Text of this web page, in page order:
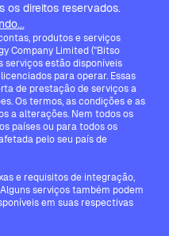
direitos reservados.
produtos e serviços
Company Limited ("Bitso
serviços estão disponíveis
para operar. Essas
de prestação de serviços a
Os termos, as condições e as
a alterações. Nem todos os
países ou para todos os
pelo seu país de
e requisitos de integração,
serviços também podem
em suas respectivas